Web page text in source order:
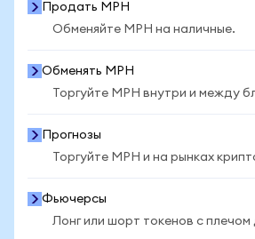
Продать MPH
Обменяйте MPH на наличные.
Обменять MPH
Торгуйте MPH внутри и между
Прогнозы
Торгуйте MPH и на рынках
Фьючерсы
Лонг или шорт токенов с плечом